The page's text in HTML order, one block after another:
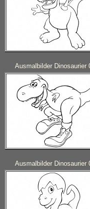
Ausmalbilder Dinosaurier
Ausmalbilder Dinosaurier